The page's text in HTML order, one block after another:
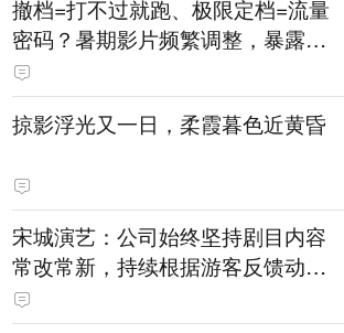
撤档=打不过就跑、极限定档=流量
密码？暑期影片频繁调整，暴露市
场痛点
掠影浮光又一日，柔霞暮色近黄昏
宋城演艺：公司始终坚持剧目内容
常改常新，持续根据游客反馈动态
优化节目配比